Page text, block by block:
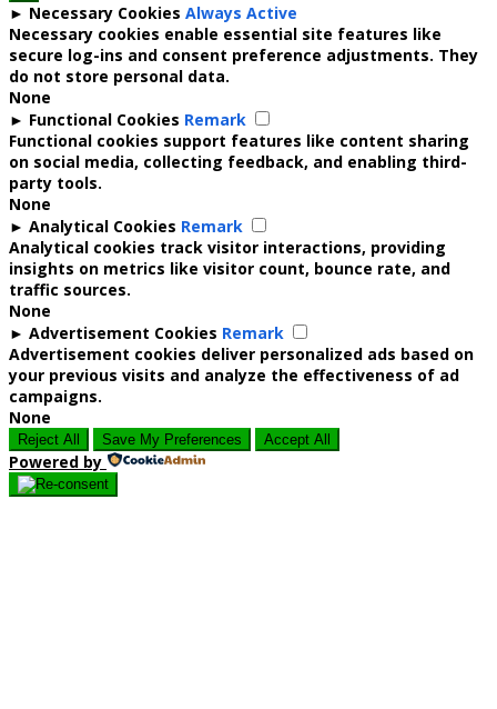
► Necessary Cookies Always Active
Necessary cookies enable essential site features like
secure log-ins and consent preference adjustments. They
do not store personal data.
None
► Functional Cookies Remark
Functional cookies support features like content sharing
on social media, collecting feedback, and enabling third-
party tools.
None
► Analytical Cookies Remark
Analytical cookies track visitor interactions, providing
insights on metrics like visitor count, bounce rate, and
traffic sources.
None
► Advertisement Cookies Remark
Advertisement cookies deliver personalized ads based on
your previous visits and analyze the effectiveness of ad
campaigns.
None
Reject All Save My Preferences Accept All
Powered by